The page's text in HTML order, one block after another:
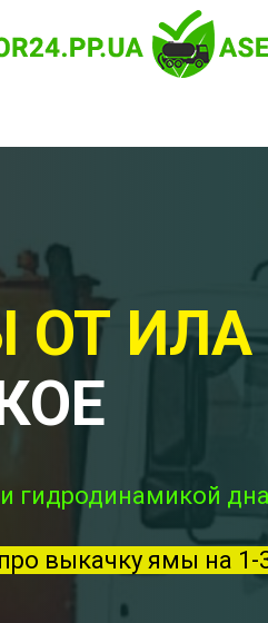
ОТ ИЛА
гидродинамикой
выкачку ямы на 1-